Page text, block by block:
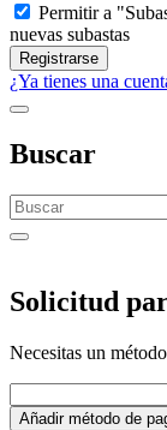
Permitir a
nuevas subastas
Registrarse
¿Ya tienes una
Buscar
Solicitud
Necesitas un
Añadir método de